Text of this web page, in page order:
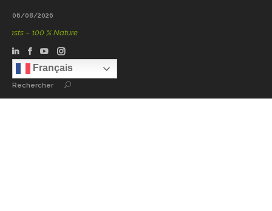
06/08/2026
– 100 % Nature
Français
Rechercher